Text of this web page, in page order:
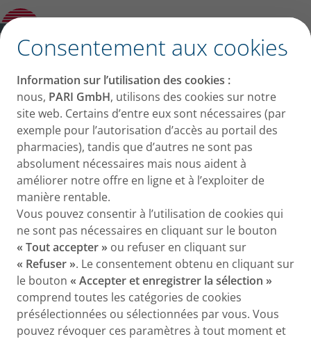
Consentement aux cookies
Information sur l’utilisation des cookies :
nous, PARI GmbH, utilisons des cookies sur notre
site web. Certains d’entre eux sont nécessaires (par
exemple pour l’autorisation d’accès au portail des
pharmacies), tandis que d’autres ne sont pas
absolument nécessaires mais nous aident à
améliorer notre offre en ligne et à l’exploiter de
manière rentable.
Vous pouvez consentir à l’utilisation de cookies qui
ne sont pas nécessaires en cliquant sur le bouton
« Tout accepter » ou refuser en cliquant sur
« Refuser ». Le consentement obtenu en cliquant sur
le bouton « Accepter et enregistrer la sélection »
comprend toutes les catégories de cookies
présélectionnées ou sélectionnées par vous. Vous
pouvez révoquer ces paramètres à tout moment et
Chambre d'inhalation